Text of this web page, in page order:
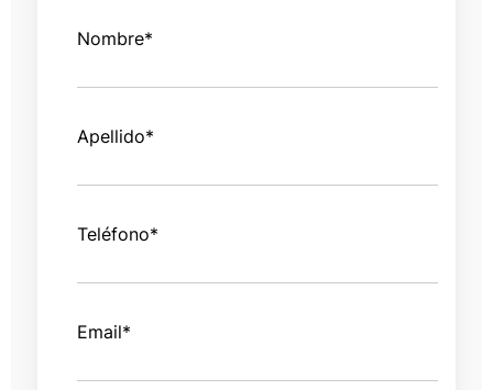
Nombre*
Apellido*
Teléfono*
Email*